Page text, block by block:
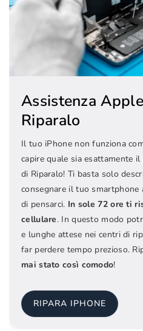
Assistenza
Riparalo
Il tuo iPhone non funziona
capire quale sia esattamente
di Riparalo! Ti basta solo
consegnare il tuo smartphone
di pensarci. In sole 72 ore ti
cellulare. In questo modo
e lunghe attese nei centri di
far perdere tempo prezioso.
mai stato così comodo!
RIPARA IPHONE